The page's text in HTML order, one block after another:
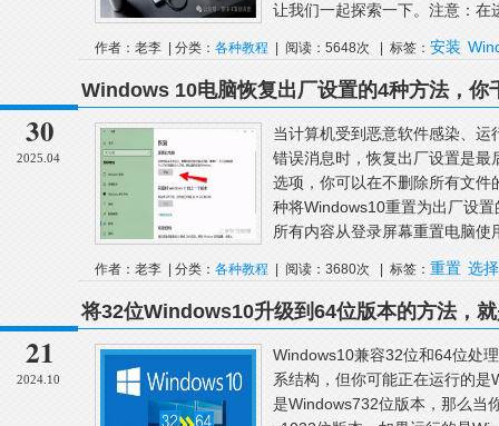
让我们一起探索一下。注意：在
作者：老李 | 分类： 各种教程 | 阅读：5648次 | 标签： 安装
30
2025.04
Windows 10电脑恢复出厂设置的4种方法，你
当计算机受到恶意软件感染、
错误消息时，恢复出厂设置是
选项，你可以在不删除所有文
种将Windows10重置为出厂设
所有内容从登录屏幕重置电脑使
作者：老李 | 分类： 各种教程 | 阅读：3680次 | 标签： 重置 选择
21
2024.10
将32位Windows10升级到64位版本的方法，
Windows10兼容32位和64位处
系结构，但你可能正在运行的
是Windows732位版本，那么当